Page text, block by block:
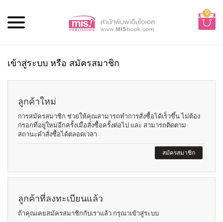
0
เข้าสู่ระบบ หรือ สมัครสมาชิก
ลูกค้าใหม่
การสมัครสมาชิก ช่วยให้คุณสามารถทำการสั่งซื้อได้เร็วขึ้น ไม่ต้อง
กรอกที่อยู่ใหม่อีกครั้งเมื่อสั่งซื้อครั้งต่อไป และ สามารถติดตาม
สถานะคำสั่งซื้อได้ตลอดเวลา
สมัครสมาชิก
ลูกค้าที่ลงทะเบียนแล้ว
ถ้าคุณเคยสมัครสมาชิกกับเราแล้ว กรุณาเข้าสู่ระบบ